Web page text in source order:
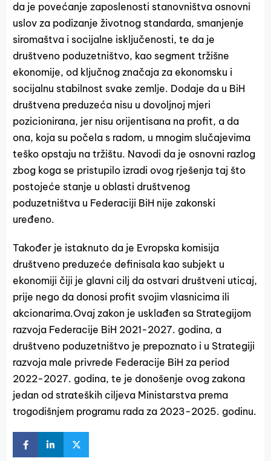
da je povećanje zaposlenosti stanovništva osnovni
uslov za podizanje životnog standarda, smanjenje
siromaštva i socijalne isključenosti, te da je
društveno poduzetništvo, kao segment tržišne
ekonomije, od ključnog značaja za ekonomsku i
socijalnu stabilnost svake zemlje. Dodaje da u BiH
društvena preduzeća nisu u dovoljnoj mjeri
pozicionirana, jer nisu orijentisana na profit, a da
ona, koja su počela s radom, u mnogim slučajevima
teško opstaju na tržištu. Navodi da je osnovni razlog
zbog koga se pristupilo izradi ovog rješenja taj što
postojeće stanje u oblasti društvenog
poduzetništva u Federaciji BiH nije zakonski
uređeno.
Također je istaknuto da je Evropska komisija
društveno preduzeće definisala kao subjekt u
ekonomiji čiji je glavni cilj da ostvari društveni uticaj,
prije nego da donosi profit svojim vlasnicima ili
akcionarima.Ovaj zakon je usklađen sa Strategijom
razvoja Federacije BiH 2021-2027. godina, a
društveno poduzetništvo je prepoznato i u Strategiji
razvoja male privrede Federacije BiH za period
2022-2027. godina, te je donošenje ovog zakona
jedan od strateških ciljeva Ministarstva prema
trogodišnjem programu rada za 2023-2025. godinu.